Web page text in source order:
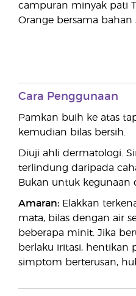
campuran minyak pati
Orange bersama bahan
Cara Penggunaan
Pamkan buih ke atas
kemudian bilas bersih.
Diuji ahli dermatologi.
terlindung daripada
Bukan untuk kegunaan
Amaran: Elakkan
mata, bilas dengan air
beberapa minit. Jika
berlaku iritasi, hentikan
simptom berterusan,